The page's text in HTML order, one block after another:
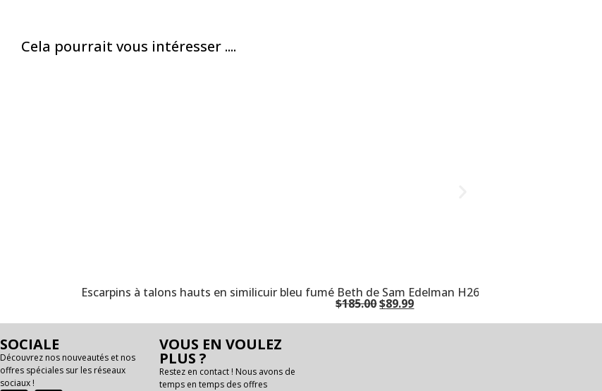
Cela pourrait vous intéresser ....
Escarpins à talons hauts en similicuir bleu fumé Beth de Sam Edelman H2657L1400
$185.00$89.99
SOCIALE
Découvrez nos nouveautés et nos
offres spéciales sur les réseaux
sociaux !
VOUS EN VOULEZ
PLUS ?
Restez en contact ! Nous avons de
temps en temps des offres